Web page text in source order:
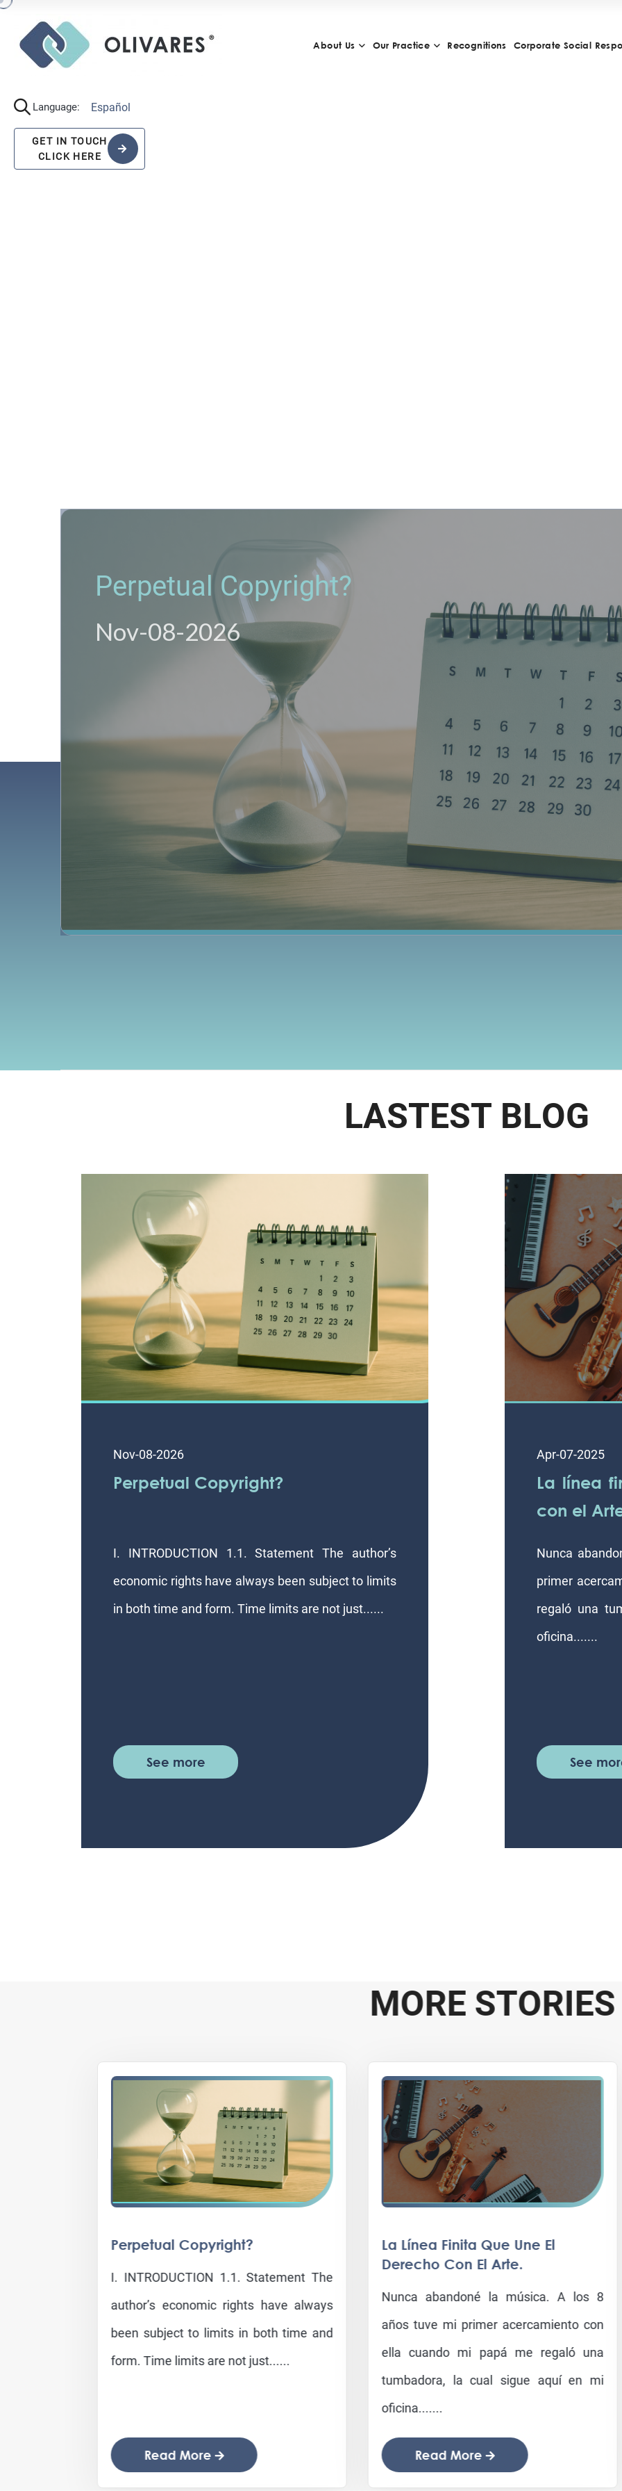
About Us Our Practice Recognitions Corporate Social
Language: Español
GET IN TOUCH
CLICK HERE
La línea finita que une el Derecho con el
Apr-07-2025
LASTEST BLOG
Nov-08-2026
Perpetual Copyright?
I. INTRODUCTION 1.1. Statement The author’s
economic rights have always been subject to limits
in both time and form. Time limits are not just......
See more
Apr-07-2025
La línea
con el
Nunca
primer
regaló una
oficina.......
See
MORE S TORIES
Perpetual Copyright?
I. INTRODUCTION 1.1. Statement The
author’s economic rights have always
been subject to limits in both time and
form. Time limits are not just......
Read More
La Línea Finita Que Une El
Derecho Con El Arte.
Nunca abandoné la música. A los 8
años tuve mi primer acercamiento con
ella cuando mi papá me regaló una
tumbadora, la cual sigue aquí en mi
oficina.......
Read More